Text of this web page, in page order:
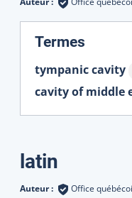
Termes
tympanic cavity
cavity of middle
latin
Auteur : Office